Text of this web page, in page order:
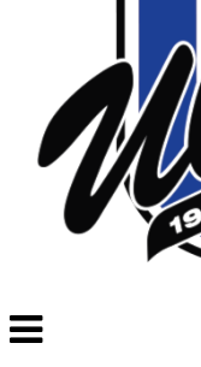
Veksle
navigasjon